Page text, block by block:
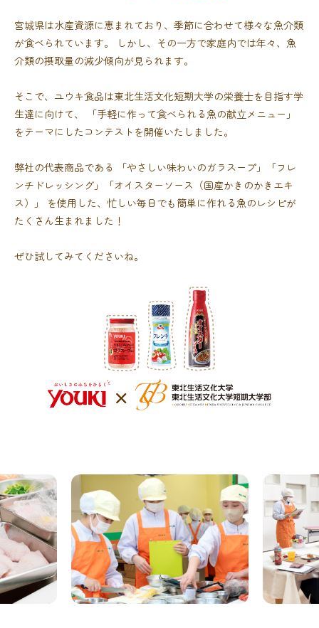
宮城県は水産資源に恵まれており、季節に合わせて様々な魚介類
が食べられています。
しかし、その一方で家庭内では年々、魚
介類の摂取量の減少傾向が見られます。
そこで、ユウキ食品は東北生活文化短期大学の栄養士を目指す学
生達に向けて、
「手軽に作って食べられる魚の献立メニュー」
をテーマにしたコンテストを開催いたしました。
弊社の代表商品である
「やさしい味わいのガラスープ」「フレ
ンチドレッシング」「オイスターソース（国産かきのかきエキ
ス）」
を使用した、忙しい毎日でも簡単に作れる魚のレシピが
たくさん生まれました！
ぜひ試してみてくださいね。